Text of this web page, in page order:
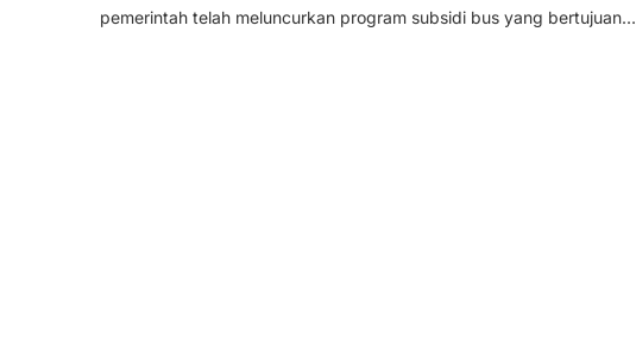
pemerintah telah meluncurkan program subsidi bus yang bertujuan...